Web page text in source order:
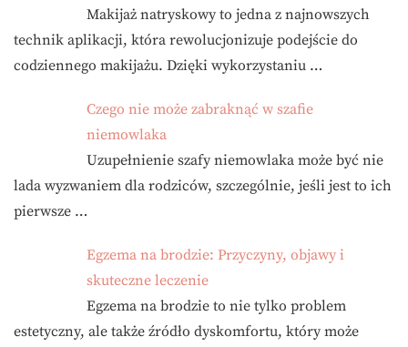
Makijaż natryskowy to jedna z najnowszych
technik aplikacji, która rewolucjonizuje podejście do
codziennego makijażu. Dzięki wykorzystaniu …
Czego nie może zabraknąć w szafie
niemowlaka
Uzupełnienie szafy niemowlaka może być nie
lada wyzwaniem dla rodziców, szczególnie, jeśli jest to ich
pierwsze …
Egzema na brodzie: Przyczyny, objawy i
skuteczne leczenie
Egzema na brodzie to nie tylko problem
estetyczny, ale także źródło dyskomfortu, który może